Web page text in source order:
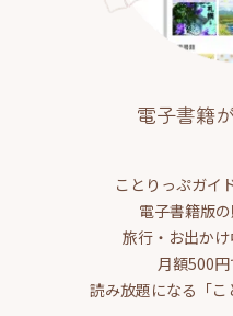
電子書籍
ことりっぷガイ
電子書籍版の
旅行・お出か
月額500
読み放題になる「